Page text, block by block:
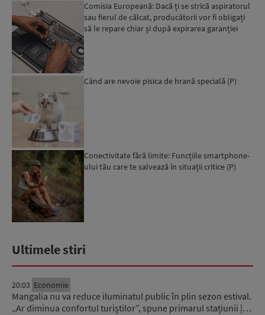
Comisia Europeană: Dacă ți se strică aspiratorul
sau fierul de călcat, producătorii vor fi obligați
să le repare chiar și după expirarea garanției
Când are nevoie pisica de hrană specială (P)
Conectivitate fără limite: Funcțiile smartphone-
ului tău care te salvează în situații critice (P)
Ultimele stiri
20:03 Economie
Mangalia nu va reduce iluminatul public în plin sezon estival.
„Ar diminua confortul turiștilor”, spune primarul stațiunii |…